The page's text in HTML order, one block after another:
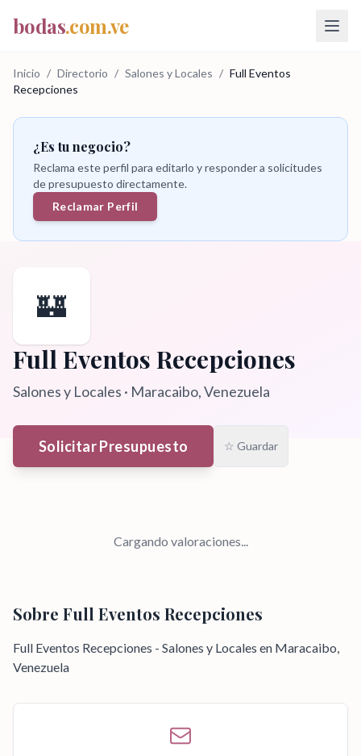
bodas.com.ve
Inicio / Directorio / Salones y Locales / Full Eventos
Recepciones
¿Es tu negocio?
Reclama este perfil para editarlo y responder a solicitudes
de presupuesto directamente.
Reclamar Perfil
🏰
Full Eventos Recepciones
Salones y Locales · Maracaibo, Venezuela
Solicitar Presupuesto ☆ Guardar
Cargando valoraciones...
Sobre Full Eventos Recepciones
Full Eventos Recepciones - Salones y Locales en Maracaibo,
Venezuela